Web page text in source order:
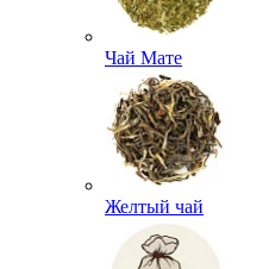
Чай Мате
Желтый чай